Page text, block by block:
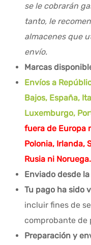
se le cobrarán
tanto, le
almacenes que
envío.
Marcas
Envíos a
Bajos, España,
Luxemburgo,
fuera de Europa
Polonia, Irlanda,
Rusia ni Noruega.
Enviado desde
Tu pago ha sido
incluir fines de
comprobante de
Preparación y